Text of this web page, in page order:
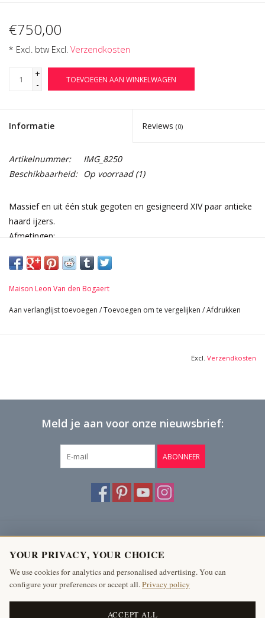
€750,00
* Excl. btw Excl. Verzendkosten
+
-
TOEVOEGEN AAN WINKELWAGEN
Informatie Reviews (0)
Artikelnummer:
IMG_8250
Beschikbaarheid: Op voorraad(1)
Massief en uit één stuk gegoten en gesigneerd XIV paar antieke
haard ijzers.
Afmetingen:
10 cm Breedte per stuk 3,94 Inch
Maison Leon Van den Bogaert
Aan verlanglijst toevoegen /Toevoegen om te vergelijken /Afdrukken
Excl. Verzendkosten
Meld je aan voor onze nieuwsbrief:
ABONNEER
Producten
Mijn account
The Antique Fireplace Bank
YOUR PRIVACY, YOUR CHOICE
We use cookies for analytics and personalised advertising. You can
configure your preferences or accept all.Privacy policy
ACCEPT ALL